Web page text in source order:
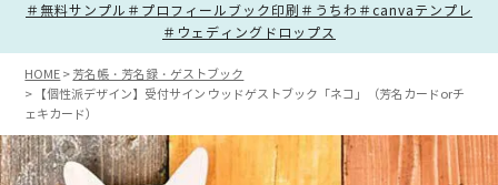
＃無料サンプル ＃プロフィールブック印刷 ＃うちわ ＃canvaテンプレ
＃ウェディングドロップス
HOME
芳名帳・芳名録・ゲストブック
【個性派デザイン】受付サイン ウッドゲストブック「ネコ」（芳名カードorチ
ェキカード）